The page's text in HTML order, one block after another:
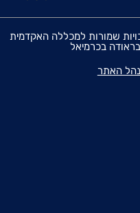
שמורות למכללה האקדמית
בכרמיאל
האתר